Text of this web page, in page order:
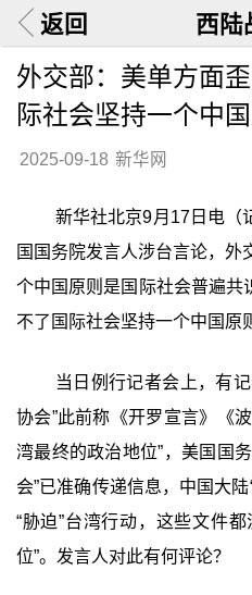
返回 西陆
外交部：美单方面
际社会坚持一个中
2025-09-18 新华网
新华社北京9月17日电（
国国务院发言人涉台言论，
个中国原则是国际社会普遍共
不了国际社会坚持一个中国原
当日例行记者会上，有
协会”此前称《开罗宣言》《
湾最终的政治地位”，美国国
会”已准确传递信息，中国大
“胁迫”台湾行动，这些文件
位”。发言人对此有何评论？